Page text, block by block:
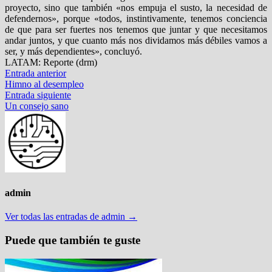
proyecto, sino que también «nos empuja el susto, la necesidad de
defendernos», porque «todos, instintivamente, tenemos conciencia
de que para ser fuertes nos tenemos que juntar y que necesitamos
andar juntos, y que cuanto más nos dividamos más débiles vamos a
ser, y más dependientes», concluyó.
LATAM: Reporte (drm)
Navegación
de
entradas
Entrada anteriorEntrada
anterior:
Himno al desempleo
Entrada siguienteEntrada
Un consejo sano
admin
Ver todas las entradas de admin →
Puede que también te guste